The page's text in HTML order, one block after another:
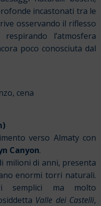
incastonati tra le
osservando il riflesso
l’atmosfera
poco conosciuta dal
cena
verso Almaty con
Canyon.
milioni di anni, presenta
enormi torri naturali.
semplici ma molto
Valle dei Castelli,